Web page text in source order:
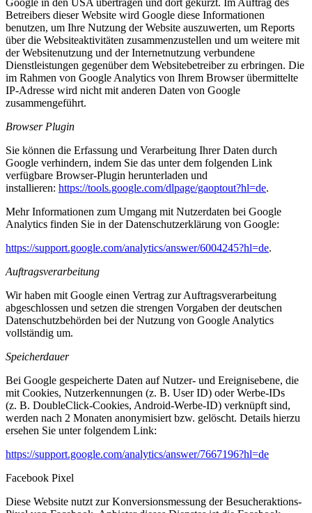
Betreibers dieser Website wird Google diese Informationen
benutzen, um Ihre Nutzung der Website auszuwerten, um Reports
über die Websiteaktivitäten zusammenzustellen und um weitere mit
der Websitenutzung und der Internetnutzung verbundene
Dienstleistungen gegenüber dem Websitebetreiber zu erbringen. Die
im Rahmen von Google Analytics von Ihrem Browser übermittelte
IP-Adresse wird nicht mit anderen Daten von Google
zusammengeführt.
Browser Plugin
Sie können die Erfassung und Verarbeitung Ihrer Daten durch
Google verhindern, indem Sie das unter dem folgenden Link
verfügbare Browser-Plugin herunterladen und
installieren: https://tools.google.com/dlpage/gaoptout?hl=de.
Mehr Informationen zum Umgang mit Nutzerdaten bei Google
Analytics finden Sie in der Datenschutzerklärung von Google:
https://support.google.com/analytics/answer/6004245?hl=de.
Auftragsverarbeitung
Wir haben mit Google einen Vertrag zur Auftragsverarbeitung
abgeschlossen und setzen die strengen Vorgaben der deutschen
Datenschutzbehörden bei der Nutzung von Google Analytics
vollständig um.
Speicherdauer
Bei Google gespeicherte Daten auf Nutzer- und Ereignisebene, die
mit Cookies, Nutzerkennungen (z. B. User ID) oder Werbe-IDs
(z. B. DoubleClick-Cookies, Android-Werbe-ID) verknüpft sind,
werden nach 2 Monaten anonymisiert bzw. gelöscht. Details hierzu
ersehen Sie unter folgendem Link:
https://support.google.com/analytics/answer/7667196?hl=de
Facebook Pixel
Diese Website nutzt zur Konversionsmessung der Besucheraktions-